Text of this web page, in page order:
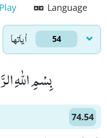
Play Language
اٰياتها 54
بِسْمِ اللّٰهِ
74.54